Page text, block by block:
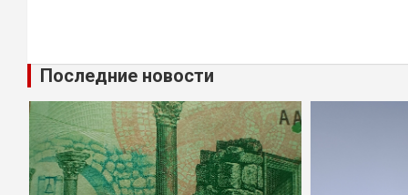
Последние новости